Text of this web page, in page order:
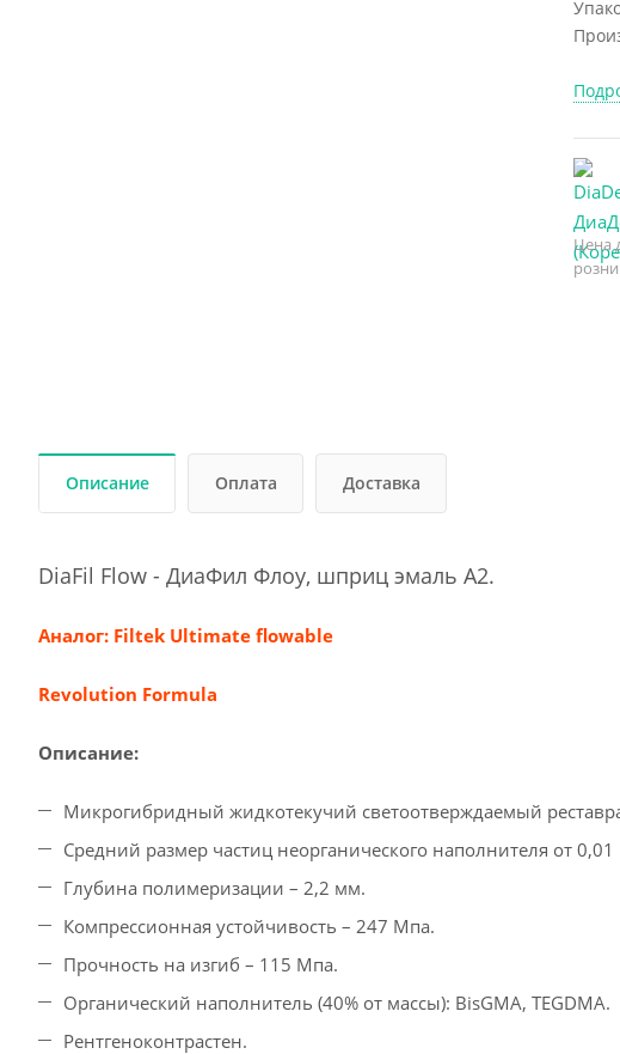
Цена
Описание Оплата Доставка
DiaFil Flow - ДиаФил Флоу, шприц эмаль A2.
Аналог: Filtek Ultimate flowable
Revolution Formula
Описание:
Микрогибридный жидкотекучий светоотверждаемый
Средний размер частиц неорганического наполнителя от
Глубина полимеризации – 2,2 мм.
Компрессионная устойчивость – 247 Мпа.
Прочность на изгиб – 115 Мпа.
Органический наполнитель (40% от массы): BisGMA, TEGDMA.
Рентгеноконтрастен.